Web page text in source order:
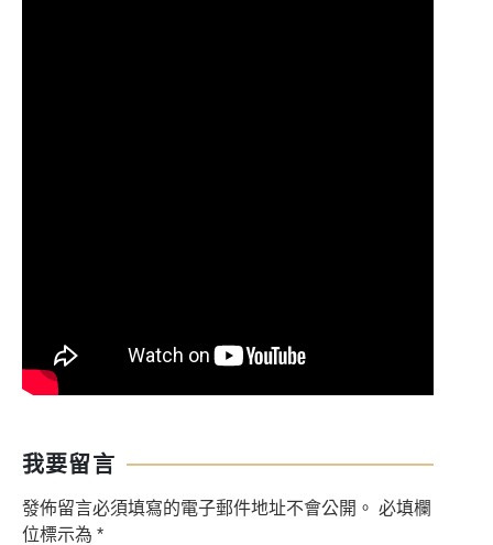
我要留言
發佈留言必須填寫的電子郵件地址不會公開。 必填欄
位標示為 *